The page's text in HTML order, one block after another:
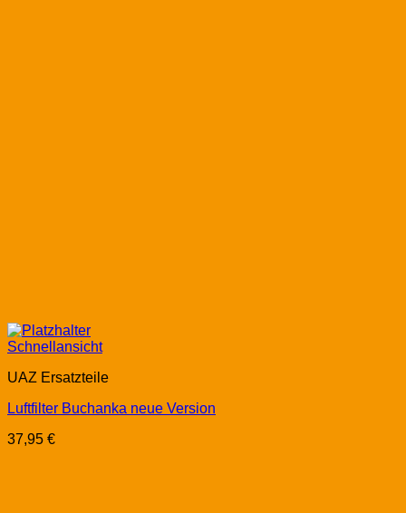
Schnellansicht
UAZ Ersatzteile
Luftfilter Buchanka neue Version
37,95 €